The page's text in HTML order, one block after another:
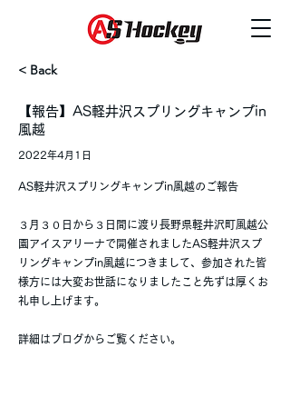
< Back
【報告】AS軽井沢スプリングキャンプin
風越
2022年4月1日
AS軽井沢スプリングキャンプin風越のご報告
３月３０日から３日間に渡り長野県軽井沢町風越公
園アイスアリーナで開催されましたAS軽井沢スプ
リングキャンプin風越につきまして、参加された皆
様方には大変お世話になりましたこと先ずは厚くお
礼申し上げます。
詳細はブログからご覧ください。